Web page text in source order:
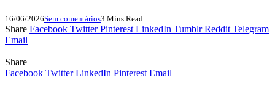
16/06/2026Sem comentários3 Mins Read
Share Facebook Twitter Pinterest LinkedIn Tumblr Reddit Telegram
Email
Share
Facebook Twitter LinkedIn Pinterest Email